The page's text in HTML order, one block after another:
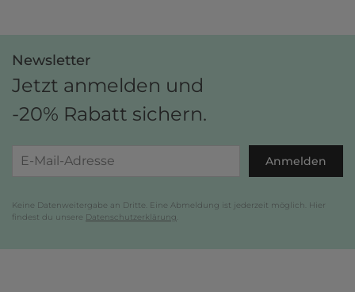
Newsletter
Jetzt anmelden und
-20% Rabatt sichern.
Anmelden
Keine Datenweitergabe an Dritte. Eine Abmeldung ist jederzeit möglich. Hier
findest du unsere Datenschutzerklärung